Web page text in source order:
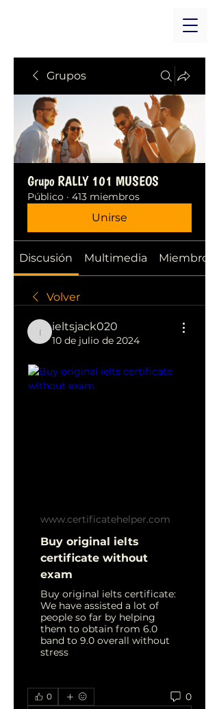
Grupos
Grupo RALLY 101 MUSEOS
Público · 413 miembros
Unirse
Discusión Multimedia Miembros
Volver
ieltsjack020
ieltsjack020
10 de julio de 2024
www.certificatehelper.com
Buy original ielts
certificate without
exam
Buy original ielts certificate:
We have assisted a lot of
people so far by helping
them to obtain from 6.0
band to 9.0 overall without
stress
0 0